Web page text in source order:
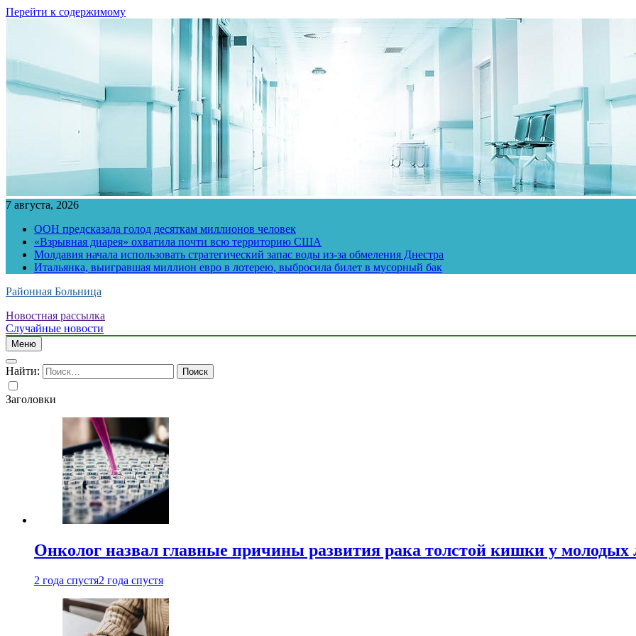
Перейти к содержимому
7 августа, 2026
ООН предсказала голод десяткам миллионов человек
«Взрывная диарея» охватила почти всю территорию США
Молдавия начала использовать стратегический запас воды из-за обмеления Днестра
Итальянка, выигравшая миллион евро в лотерею, выбросила билет в мусорный бак
Районная Больница
Новостная рассылка
Случайные новости
Меню
Найти:
Заголовки
Онколог назвал главные причины развития рака толстой кишки у молодых
2 года спустя2 года спустя